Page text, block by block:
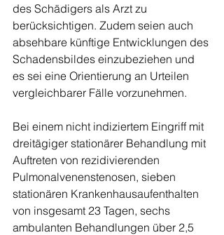
des Schädigers als Arzt zu
berücksichtigen. Zudem seien auch
absehbare künftige Entwicklungen des
Schadensbildes einzubeziehen und
es sei eine Orientierung an Urteilen
vergleichbarer Fälle vorzunehmen.
Bei einem nicht indiziertem Eingriff mit
dreitägiger stationärer Behandlung mit
Auftreten von rezidivierenden
Pulmonalvenenstenosen, sieben
stationären Krankenhausaufenthalten
von insgesamt 23 Tagen, sechs
ambulanten Behandlungen über 2,5